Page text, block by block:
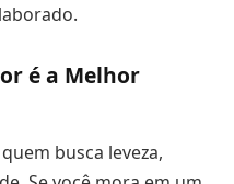
é a Melhor
busca leveza,